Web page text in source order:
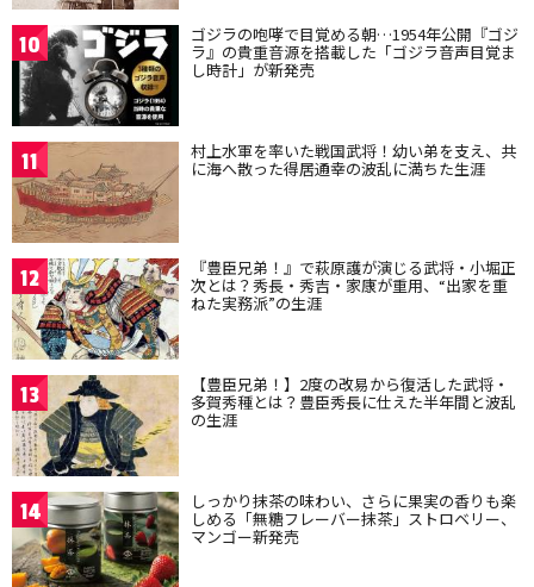
10 ゴジラの咆哮で目覚める朝…1954年公開『ゴジ
ラ』の貴重音源を搭載した「ゴジラ音声目覚ま
し時計」が新発売
11 村上水軍を率いた戦国武将！幼い弟を支え、共
に海へ散った得居通幸の波乱に満ちた生涯
12 『豊臣兄弟！』で萩原護が演じる武将・小堀正
次とは？秀長・秀吉・家康が重用、“出家を重
ねた実務派”の生涯
13 【豊臣兄弟！】2度の改易から復活した武将・
多賀秀種とは？豊臣秀長に仕えた半年間と波乱
の生涯
14 しっかり抹茶の味わい、さらに果実の香りも楽
しめる「無糖フレーバー抹茶」ストロベリー、
マンゴー新発売